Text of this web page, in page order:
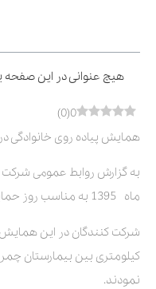
هیچ عنوانی در این صفحه
0
(
0
)
همایش پیاده روی خانوادگی
ماه 1395 به مناسب روز حمایت از صنایع کوچک برگزار گردید.
کیلومتری بین بیمارستان
نمودند.